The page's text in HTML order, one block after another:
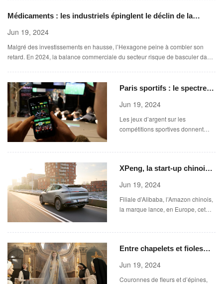
portes du pouvoir.
Médicaments : les industriels épinglent le déclin de la
France
Jun 19, 2024
Malgré des investissements en hausse, l’Hexagone peine à combler son
retard. En 2024, la balance commerciale du secteur risque de basculer dans
Paris sportifs : le spectre
du blanchiment plane sur le
Jun 19, 2024
Les jeux d’argent sur les
compétitions sportives donnent
capitaux et le financement du
pour tenter de contrecarrer le
phénomène.
XPeng, la start-up chinoise
à la conquête du haut de
Jun 19, 2024
Filiale d’Alibaba, l’Amazon chinois,
la marque lance, en Europe, cet
Entre chapelets et fioles
d’eau bénite, l’esthétique
Jun 19, 2024
Couronnes de fleurs et d’épines,